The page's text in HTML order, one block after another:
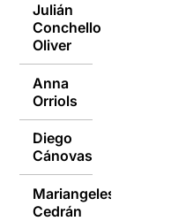
Julián
Conchello
Oliver
Anna
Orriols
Diego
Cánovas
Mariangeles
Cedrán